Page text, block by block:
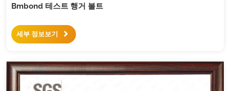
Bmbond 테스트 행거 볼트
세부 정보보기